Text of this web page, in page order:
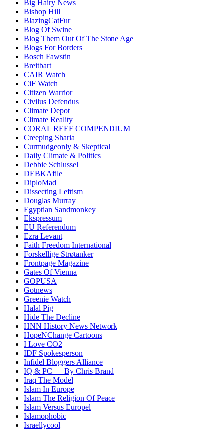
Big Hairy News
Bishop Hill
BlazingCatFur
Blog Of Swine
Blog Them Out Of The Stone Age
Blogs For Borders
Bosch Fawstin
Breitbart
CAIR Watch
CiF Watch
Citizen Warrior
Civilus Defendus
Climate Depot
Climate Reality
CORAL REEF COMPENDIUM
Creeping Sharia
Curmudgeonly & Skeptical
Daily Climate & Politics
Debbie Schlussel
DEBKAfile
DiploMad
Dissecting Leftism
Douglas Murray
Egyptian Sandmonkey
Ekspressum
EU Referendum
Ezra Levant
Faith Freedom International
Forskellige Strøtanker
Frontpage Magazine
Gates Of Vienna
GOPUSA
Gotnews
Greenie Watch
Halal Pig
Hide The Decline
HNN History News Network
HopeNChange Cartoons
I Love CO2
IDF Spokesperson
Infidel Bloggers Alliance
IQ & PC — By Chris Brand
Iraq The Model
Islam In Europe
Islam The Religion Of Peace
Islam Versus Europel
Islamophobic
Israellycool